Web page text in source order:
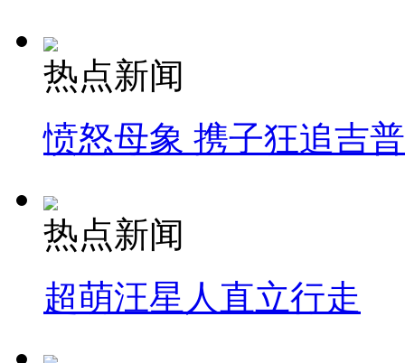
热点新闻
愤怒母象 携子狂追吉
热点新闻
超萌汪星人直立行走